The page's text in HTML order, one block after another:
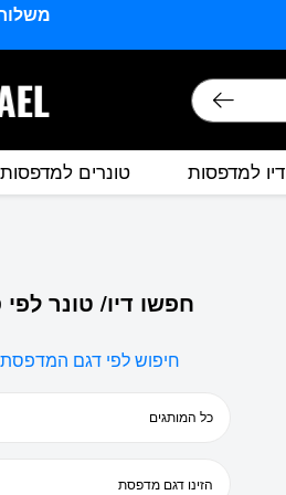
דיו למדפסות טונרים למדפסות
חפשו דיו/ טונר
חיפוש לפי דגם המדפסת